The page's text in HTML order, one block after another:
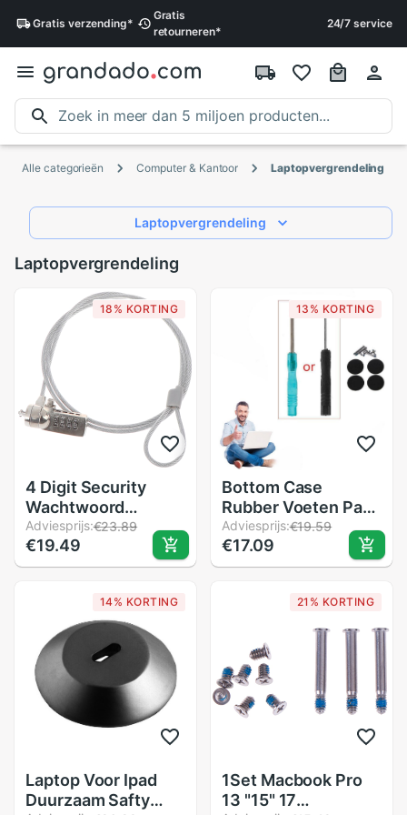
Gratis verzending*
Gratis
retourneren*
24/7 service
Alle categorieën Computer & Kantoor Laptopvergrendeling
Laptopvergrendeling
Laptopvergrendeling
18% KORTING
4 Digit Security
Wachtwoord
Computer Lock
Anti-Diefstal
Ketting Voor
Anti-Diefstal Slot
Combinatie Security
lock
Adviesprijs:€23.89
€19.49
13% KORTING
Bottom Case
Rubber Voeten Pad
Laptop Stand
Laptop Vervanging
Inch A1278 A1286
Voeten Base Voor
macbook J5R6
Adviesprijs:€19.59
€17.09
14% KORTING
Laptop Voor Ipad
Duurzaam Safty
21% KORTING
1Set Macbook Pro
13 "15" 17